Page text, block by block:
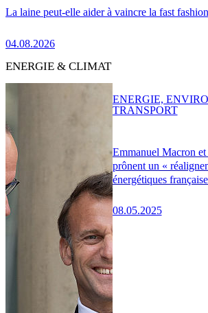
La laine peut-elle aider à vaincre la fast
04.08.2026
ENERGIE & CLIMAT
Emmanuel Macron
prônent un «
énergétiques
08.05.2025
ENERGIE,
TRANSPORT